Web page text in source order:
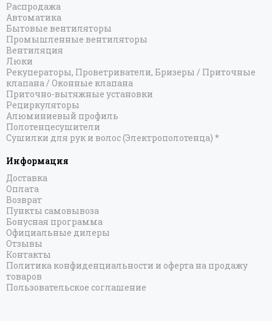
Распродажа
Автоматика
Бытовые вентиляторы
Промышленные вентиляторы
Вентиляция
Люки
Рекуператоры, Проветриватели, Бризеры / Приточные
клапана / Оконные клапана
Приточно-вытяжные установки
Рециркуляторы
Алюминиевый профиль
Полотенцесушители
Сушилки для рук и волос (Электрополотенца) *
Информация
Доставка
Оплата
Возврат
Пункты самовывоза
Бонусная программа
Официальные дилеры
Отзывы
Контакты
Политика конфиденциальности и оферта на продажу
товаров
Пользовательское соглашение